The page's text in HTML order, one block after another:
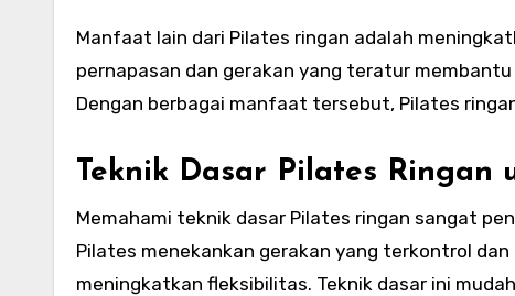
Manfaat lain dari Pilates ringan adalah
pernapasan dan gerakan yang teratur
Dengan berbagai manfaat tersebut, Pilates
Teknik Dasar Pilates Ringan
Memahami teknik dasar Pilates ringan sangat
Pilates menekankan gerakan yang terkontrol
meningkatkan fleksibilitas. Teknik dasar ini